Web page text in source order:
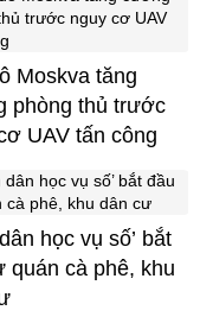
Moskva tăng
phòng thủ trước
UAV tấn công
học vụ số’ bắt
quán cà phê, khu